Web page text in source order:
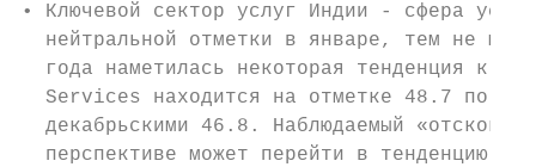
• Ключевой сектор услуг Индии - сфера
нейтральной отметки в январе, тем не
года наметилась некоторая тенденция к
Services находится на отметке 48.7 по
декабрьскими 46.8. Наблюдаемый «отскок»
перспективе может перейти в тенденцию